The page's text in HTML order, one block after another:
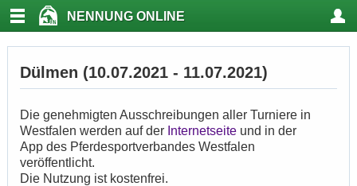
NENNUNG ONLINE
Dülmen (10.07.2021 - 11.07.2021)
Die genehmigten Ausschreibungen aller Turniere in
Westfalen werden auf der Internetseite und in der
App des Pferdesportverbandes Westfalen
veröffentlicht.
Die Nutzung ist kostenfrei.